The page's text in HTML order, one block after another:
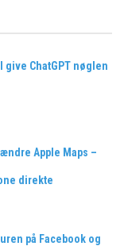
give ChatGPT nøglen
Apple Maps –
direkte
på Facebook og